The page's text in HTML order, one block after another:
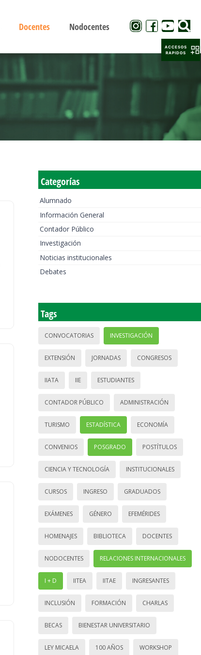
Docentes Nodocentes
Categorías
Alumnado
Información General
Contador Público
Investigación
Noticias institucionales
Debates
Tags
CONVOCATORIAS INVESTIGACIÓN
EXTENSIÓN JORNADAS CONGRESOS
IIATA IIE ESTUDIANTES
CONTADOR PÚBLICO ADMINISTRACIÓN
TURISMO ESTADÍSTICA ECONOMÍA
CONVENIOS POSGRADO POSTÍTULOS
CIENCIA Y TECNOLOGÍA INSTITUCIONALES
CURSOS INGRESO GRADUADOS
EXÁMENES GÉNERO EFEMÉRIDES
HOMENAJES BIBLIOTECA DOCENTES
NODOCENTES RELACIONES INTERNACIONALES
I + D IITEA IITAE INGRESANTES
INCLUSIÓN FORMACIÓN CHARLAS
BECAS BIENESTAR UNIVERSITARIO
LEY MICAELA 100 AÑOS WORKSHOP
ACCESOS
RAPIDOS